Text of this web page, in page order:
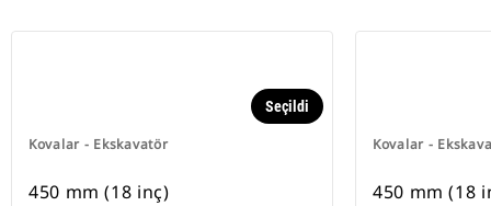
Kovalar - Ekskavatör
Seçildi
450 mm (18 inç)
Kovalar -
450 mm (18